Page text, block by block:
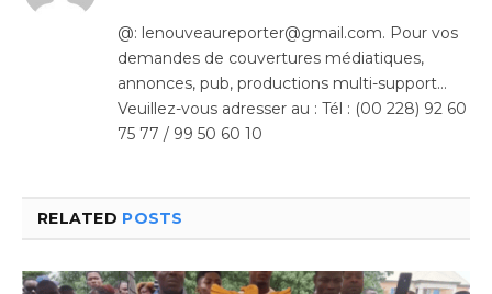
@: lenouveaureporter@gmail.com. Pour vos
demandes de couvertures médiatiques,
annonces, pub, productions multi-support…
Veuillez-vous adresser au : Tél : (00 228) 92 60
75 77 / 99 50 60 10
RELATED POSTS